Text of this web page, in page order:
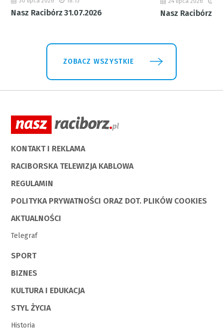
Nasz Racibórz 31.07.2026 Nasz Racibórz
ZOBACZ WSZYSTKIE
KONTAKT I REKLAMA
RACIBORSKA TELEWIZJA KABLOWA
REGULAMIN
POLITYKA PRYWATNOŚCI ORAZ DOT. PLIKÓW COOKIES
AKTUALNOŚCI
Telegraf
SPORT
BIZNES
KULTURA I EDUKACJA
STYL ŻYCIA
Historia